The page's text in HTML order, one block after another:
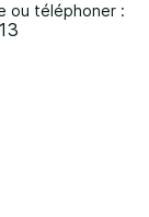
ou téléphoner :